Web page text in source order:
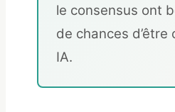
le consensus ont
de chances d’être
IA.